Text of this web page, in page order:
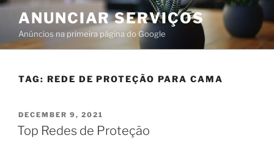
ANUNCIAR SERVIÇOS
Anúncios na primeira página do Google
TAG: REDE DE PROTEÇÃO PARA CAMA
DECEMBER 9, 2021
Top Redes de Proteção